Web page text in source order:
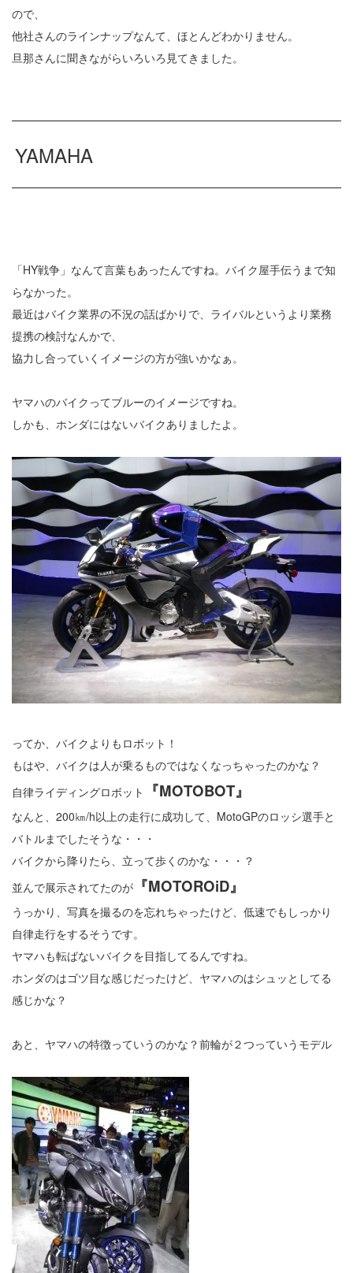
ので、
他社さんのラインナップなんて、ほとんどわかりません。
旦那さんに聞きながらいろいろ見てきました。
YAMAHA
「HY戦争」なんて言葉もあったんですね。バイク屋手伝うまで知
らなかった。
最近はバイク業界の不況の話ばかりで、ライバルというより業務
提携の検討なんかで、
協力し合っていくイメージの方が強いかなぁ。
ヤマハのバイクってブルーのイメージですね。
しかも、ホンダにはないバイクありましたよ。
ってか、バイクよりもロボット！
もはや、バイクは人が乗るものではなくなっちゃったのかな？
自律ライディングロボット
『MOTOBOT』
なんと、200㎞/h以上の走行に成功して、MotoGPのロッシ選手と
バトルまでしたそうな・・・
バイクから降りたら、立って歩くのかな・・・？
並んで展示されてたのが 『MOTOROiD』
うっかり、写真を撮るのを忘れちゃったけど、低速でもしっかり
自律走行をするそうです。
ヤマハも転ばないバイクを目指してるんですね。
ホンダのはゴツ目な感じだったけど、ヤマハのはシュッとしてる
感じかな？
あと、ヤマハの特徴っていうのかな？前輪が２つっていうモデル